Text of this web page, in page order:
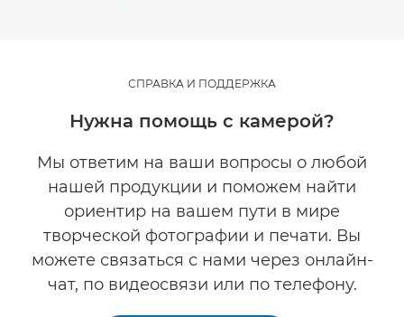
СПРАВКА И ПОДДЕРЖКА
Нужна помощь с камерой?
Мы ответим на ваши вопросы о любой
нашей продукции и поможем найти
ориентир на вашем пути в мире
творческой фотографии и печати. Вы
можете связаться с нами через онлайн-
чат, по видеосвязи или по телефону.